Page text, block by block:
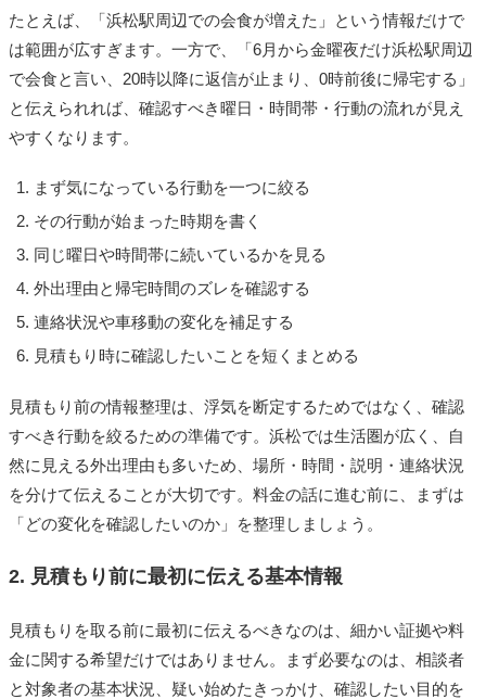
たとえば、「浜松駅周辺での会食が増えた」という情報だけで
は範囲が広すぎます。一方で、「6月から金曜夜だけ浜松駅周辺
で会食と言い、20時以降に返信が止まり、0時前後に帰宅する」
と伝えられれば、確認すべき曜日・時間帯・行動の流れが見え
やすくなります。
まず気になっている行動を一つに絞る
その行動が始まった時期を書く
同じ曜日や時間帯に続いているかを見る
外出理由と帰宅時間のズレを確認する
連絡状況や車移動の変化を補足する
見積もり時に確認したいことを短くまとめる
見積もり前の情報整理は、浮気を断定するためではなく、確認
すべき行動を絞るための準備です。浜松では生活圏が広く、自
然に見える外出理由も多いため、場所・時間・説明・連絡状況
を分けて伝えることが大切です。料金の話に進む前に、まずは
「どの変化を確認したいのか」を整理しましょう。
2. 見積もり前に最初に伝える基本情報
見積もりを取る前に最初に伝えるべきなのは、細かい証拠や料
金に関する希望だけではありません。まず必要なのは、相談者
と対象者の基本状況、疑い始めたきっかけ、確認したい目的を